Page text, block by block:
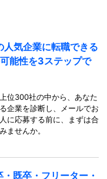
気企業に転職できる
能性を3ステップで
位300社の中から、あなた
企業を診断し、メールでお
に応募する前に、まずは合
ませんか。
既卒・フリーター・